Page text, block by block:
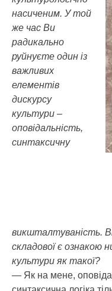
насиченим. У той
же час Ви
радикально
руйнуєте один із
важливих
елементів
дискурсу
культури –
оповідальність,
синтаксичну
викшталтуваність.
складової є ознакою
культури як такої?
— Як на мене,